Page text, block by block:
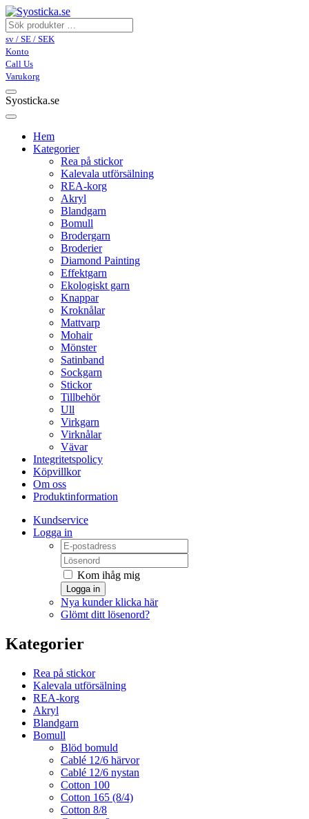
sv / SE / SEK
Konto
Call Us
Varukorg
Syosticka.se
Hem
Kategorier
Rea på stickor
Kalevala utförsälning
REA-korg
Akryl
Blandgarn
Bomull
Brodergarn
Broderier
Diamond Painting
Effektgarn
Ekologiskt garn
Knappar
Kroknålar
Mattvarp
Mohair
Mönster
Satinband
Sockgarn
Stickor
Tillbehör
Ull
Virkgarn
Virknålar
Vävar
Integritetspolicy
Köpvillkor
Om oss
Produktinformation
Kundservice
Logga in
Kom ihåg mig
Logga in
Nya kunder klicka här
Glömt ditt lösenord?
Kategorier
Rea på stickor
Kalevala utförsälning
REA-korg
Akryl
Blandgarn
Bomull
Blöd bomuld
Cablé 12/6 härvor
Cablé 12/6 nystan
Cotton 100
Cotton 165 (8/4)
Cotton 8/8